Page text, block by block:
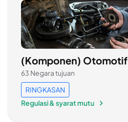
(Komponen) Otomotif
63 Negara tujuan
RINGKASAN
Regulasi & syarat mutu